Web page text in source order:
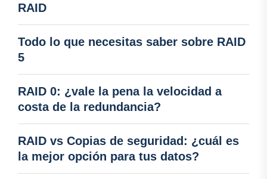
RAID
Todo lo que necesitas saber sobre RAID
5
RAID 0: ¿vale la pena la velocidad a
costa de la redundancia?
RAID vs Copias de seguridad: ¿cuál es
la mejor opción para tus datos?